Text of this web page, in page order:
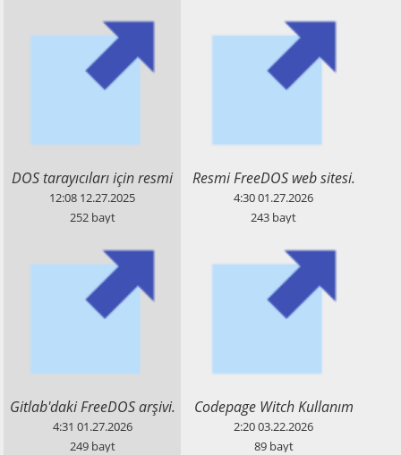
​DOS tarayıcıları için resmi
olmayan FD.LOD.BZ
deposuna erişim.
12:08 12.27.2025
252 bayt
​Resmi FreeDOS web sitesi.
4:3001.27.2026
243 bayt
​Gitlab'daki FreeDOS arşivi.
4:31 01.27.2026
249 bayt
​Codepage Witch Kullanım
Kılavuzu (HTML)
2:2003.22.2026
89 bayt